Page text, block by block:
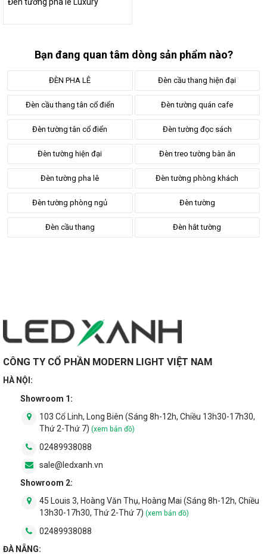
Đây là thiết kế nguồn sáng linh động, dễ dàng thay thế, tùy
chọn loại bóng led mà bạn yêu thích để sử dụng và thay đổi
chúng một cách dễ dàng.
Sử dụng bóng đèn công nghệ led hiện đại đảm bảo khả năng
tiết kiệm điện, tuổi thọ cao và không nhấp nháy gây hại
mắt. Cân nhắc sử dụng bóng đèn led nến hoặc bóng filament -
bóng giả sợi đốt.
Lắp đặt linh động, phù hợp nhiều không
gian
Mẫu đèn tường pha lê là sản phẩm có thiết kế hiện đại, sang
Khách sạn, nhà hàng
Biệt thự, nhà tầng cao cấp ...
Bạn đang quan tâm dòng sản phẩm nào?
ĐÈN PHA LÊ Đèn cầu thang hiện đại
Đèn cầu thang tân cổ điển Đèn tường quán cafe
Đèn tường tân cổ điển Đèn tường đọc sách
Đèn tường hiện đại Đèn treo tường bàn ăn
Đèn tường pha lê Đèn tường phòng khách
Đèn tường phòng ngủ Đèn tường
Đèn cầu thang Đèn hắt tường
CÔNG TY CỔ PHẦN MODERN LIGHT VIỆT NAM
HÀ NỘI:
Showroom 1:
103 Cổ Linh, Long Biên (Sáng 8h-12h, Chiều 13h30-17h30,
Thứ 2-Thứ 7) (xem bản đồ)
02489938088
sale@ledxanh.vn
Showroom 2:
45 Louis 3, Hoàng Văn Thụ, Hoàng Mai (Sáng 8h-12h, Chiều
13h30-17h30, Thứ 2-Thứ 7) (xem bản đồ)
02489938088
ĐÀ NẴNG: